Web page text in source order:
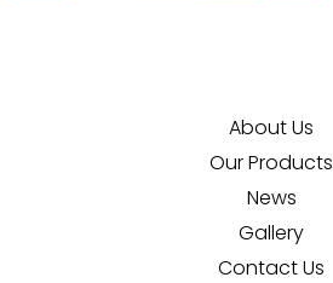
About Us
Our Products
News
Gallery
Contact Us